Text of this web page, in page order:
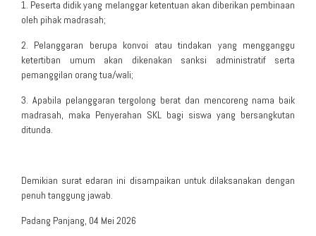
1. Peserta didik yang melanggar ketentuan akan diberikan pembinaan
oleh pihak madrasah;
2. Pelanggaran berupa konvoi atau tindakan yang mengganggu
ketertiban umum akan dikenakan sanksi administratif serta
pemanggilan orang tua/wali;
3. Apabila pelanggaran tergolong berat dan mencoreng nama baik
madrasah, maka Penyerahan SKL bagi siswa yang bersangkutan
ditunda.
Demikian surat edaran ini disampaikan untuk dilaksanakan dengan
penuh tanggung jawab.
Padang Panjang, 04 Mei 2026